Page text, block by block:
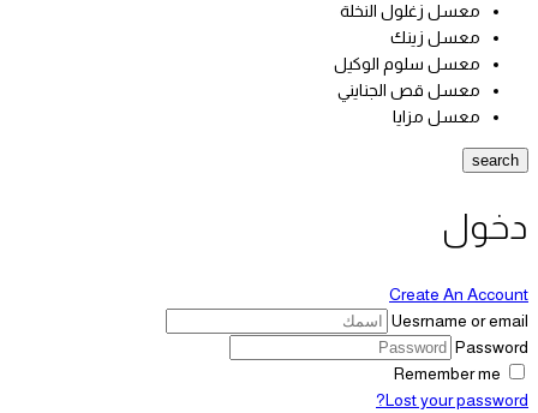
معسل زغلول النخلة
معسل زينك
معسل سلوم الوكيل
معسل قص الجنايني
معسل مزايا
search
دخول
Create An Account
Uesrname or email
Password
Remember me
Lost your password?